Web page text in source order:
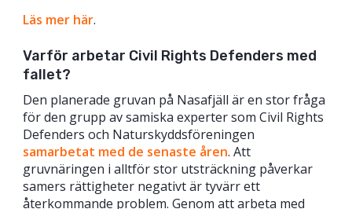
Läs mer här.
Varför arbetar Civil Rights Defenders med
fallet?
Den planerade gruvan på Nasafjäll är en stor fråga
för den grupp av samiska experter som Civil Rights
Defenders och Naturskyddsföreningen
samarbetat med de senaste åren. Att
gruvnäringen i alltför stor utsträckning påverkar
samers rättigheter negativt är tyvärr ett
återkommande problem. Genom att arbeta med